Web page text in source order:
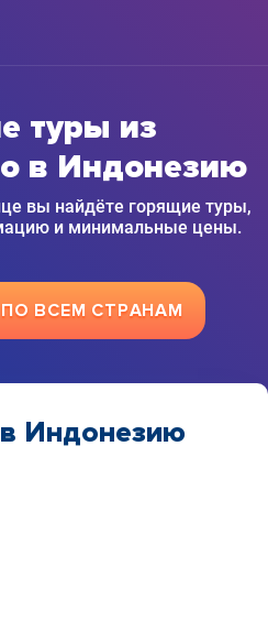
туры из
в Индонезию
вы найдёте горящие туры,
и минимальные цены.
ВСЕМ СТРАНАМ
Индонезию